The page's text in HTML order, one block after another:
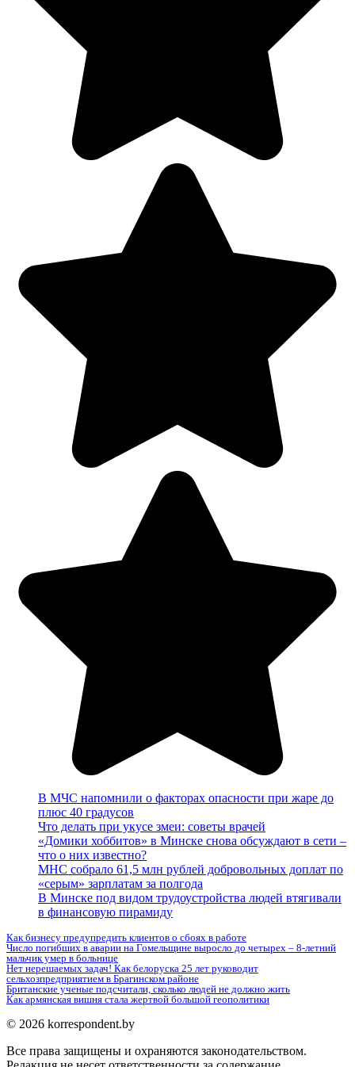
В МЧС напомнили о факторах опасности при жаре до
плюс 40 градусов
Что делать при укусе змеи: советы врачей
«Домики хоббитов» в Минске снова обсуждают в сети –
что о них известно?
МНС собрало 61,5 млн рублей добровольных доплат по
«серым» зарплатам за полгода
В Минске под видом трудоустройства людей втягивали
в финансовую пирамиду
Как бизнесу предупредить клиентов о сбоях в работе
Число погибших в аварии на Гомельщине выросло до четырех – 8-летний
мальчик умер в больнице
Нет нерешаемых задач! Как белоруска 25 лет руководит
сельхозпредприятием в Брагинском районе
Британские ученые подсчитали, сколько людей не должно жить
Как армянская вишня стала жертвой большой геополитики
© 2026 korrespondent.by
Все права защищены и охраняются законодательством.